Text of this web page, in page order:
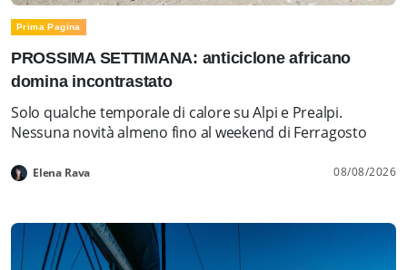
Prima Pagina
PROSSIMA SETTIMANA: anticiclone africano
domina incontrastato
Solo qualche temporale di calore su Alpi e Prealpi.
Nessuna novità almeno fino al weekend di Ferragosto
Elena Rava 08/08/2026